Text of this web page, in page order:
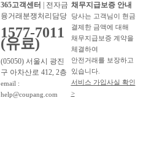
365고객센터
| 전자금
융거래분쟁처리담당
1577-7011
(유료)
(05050) 서울시 광진
구 아차산로 412, 2층
email :
help@coupang.com
채무지급보증 안내
당사는 고객님이 현금
결제한 금액에 대해
채무지급보증 계약을
체결하여
안전거래를 보장하고
있습니다.
서비스 가입사실 확인
>